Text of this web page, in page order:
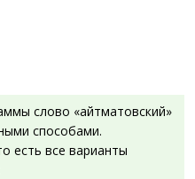
слово «айтматовский»
способами.
есть все варианты